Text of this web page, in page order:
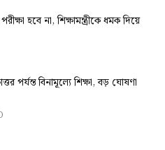
হবে না, শিক্ষামন্ত্রীকে ধমক দিয়ে
পর্যন্ত বিনামূল্যে শিক্ষা, বড় ঘোষণা